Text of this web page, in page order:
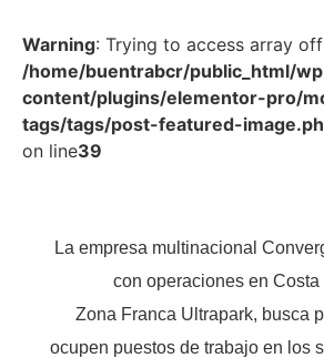
Warning: Trying to access array
/home/buentrabcr/public_html/
content/plugins/elementor-pro/
tags/tags/post-featured-
on line39
La empresa multinacional
con operaciones en Costa
Zona Franca Ultrapark, busca
ocupen puestos de trabajo en los